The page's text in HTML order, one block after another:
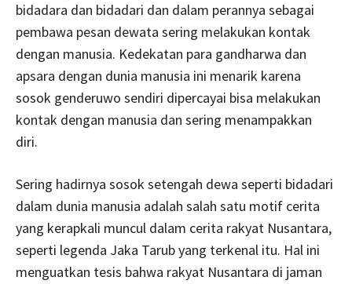
bidadara dan bidadari dan dalam perannya sebagai
pembawa pesan dewata sering melakukan kontak
dengan manusia. Kedekatan para gandharwa dan
apsara dengan dunia manusia ini menarik karena
sosok genderuwo sendiri dipercayai bisa melakukan
kontak dengan manusia dan sering menampakkan
diri.
Sering hadirnya sosok setengah dewa seperti bidadari
dalam dunia manusia adalah salah satu motif cerita
yang kerapkali muncul dalam cerita rakyat Nusantara,
seperti legenda Jaka Tarub yang terkenal itu. Hal ini
menguatkan tesis bahwa rakyat Nusantara di jaman